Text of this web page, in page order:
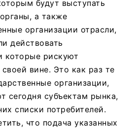
будут выступать
а также
организации отрасли,
действовать
которые рискуют
вине. Это как раз те
организации,
сегодня субъектам рынка,
списки потребителей.
что подача указанных